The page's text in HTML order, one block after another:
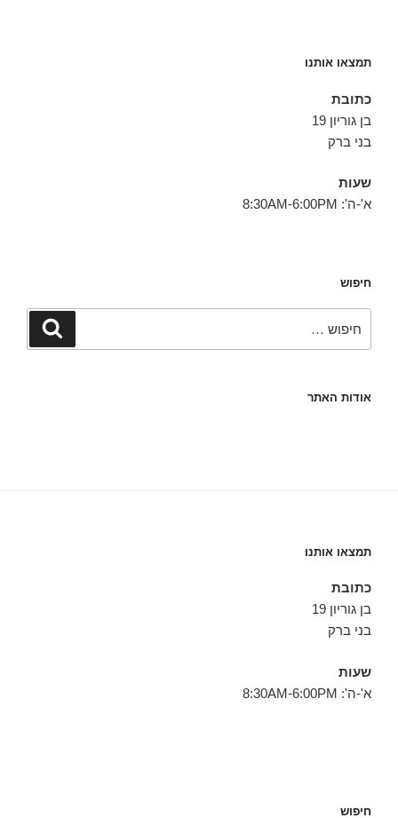
תמצאו אותנו
כתובת
בן גוריון 19
בני ברק
שעות
א'-ה': 8:30AM-6:00PM
חיפוש
חיפוש
אודות האתר
תמצאו אותנו
כתובת
בן גוריון 19
בני ברק
שעות
א'-ה': 8:30AM-6:00PM
חיפוש